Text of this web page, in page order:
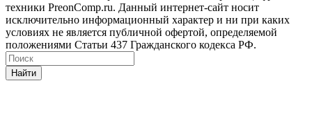
техники PreonComp.ru. Данный интернет-сайт носит
исключительно информационный характер и ни при каких
условиях не является публичной офертой, определяемой
положениями Статьи 437 Гражданского кодекса РФ.
Найти